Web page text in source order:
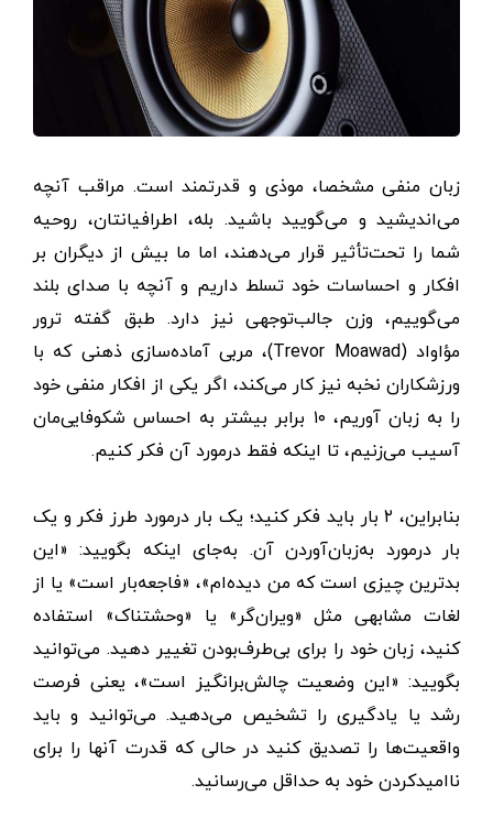
زبان منفی مشخصا، موذی و قدرتمند است. مراقب آنچه
می‌اندیشید و می‌گویید باشید. بله، اطرافیانتان، روحیه
شما را تحت‌تأثیر قرار می‌دهند، اما ما بیش از دیگران بر
افکار و احساسات خود تسلط داریم و آنچه با صدای بلند
می‌گوییم، وزن جالب‌توجهی نیز دارد. طبق گفته ترور
مؤاواد (Trevor Moawad)، مربی آماده‌سازی ذهنی که با
ورزشکاران نخبه نیز کار می‌کند، اگر یکی از افکار منفی خود
را به زبان آوریم، ۱۰ برابر بیشتر به احساس شکوفایی‌مان
آسیب می‌زنیم، تا اینکه فقط درمورد آن فکر کنیم.
بنابراین، ۲ بار باید فکر کنید؛ یک ‌بار درمورد طرز فکر و یک
‌بار درمورد به‌زبان‌آوردن آن. به‌جای اینکه بگویید: «این
بدترین چیزی است که من دیده‌ام»، «فاجعه‌بار است» یا از
لغات مشابهی مثل «ویران‌گر» یا «وحشتناک» استفاده
کنید، زبان خود را برای بی‌طرف‌بودن تغییر دهید. می‌توانید
بگویید: «این وضعیت چالش‌برانگیز است»، یعنی فرصت
رشد یا یادگیری را تشخیص می‌دهید. می‌توانید و باید
واقعیت‌ها را تصدیق کنید در حالی که قدرت آنها را برای
ناامیدکرد‌ن خود به حداقل می‌رسانید.